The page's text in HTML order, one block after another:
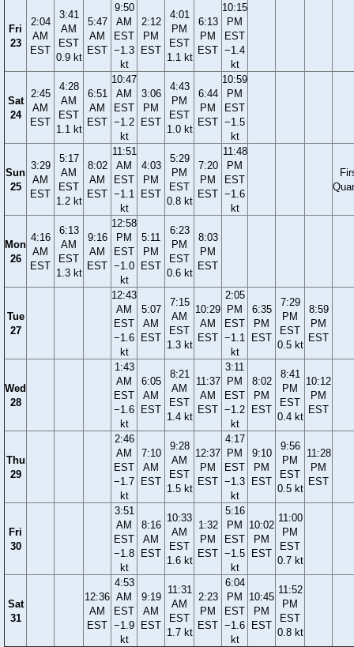
Fri
23
2:04
AM
EST
3:41
AM
EST
0.9 kt
5:47
AM
EST
9:50
AM
EST
−1.3
kt
2:12
PM
EST
4:01
PM
EST
1.1 kt
6:13
PM
EST
10:15
PM
EST
−1.4
kt
Sat
24
2:45
AM
EST
4:28
AM
EST
1.1 kt
6:51
AM
EST
10:47
AM
EST
−1.2
kt
3:06
PM
EST
4:43
PM
EST
1.0 kt
6:44
PM
EST
10:59
PM
EST
−1.5
kt
Sun
25
3:29
AM
EST
5:17
AM
EST
1.2 kt
8:02
AM
EST
11:51
AM
EST
−1.1
kt
4:03
PM
EST
5:29
PM
EST
0.8 kt
7:20
PM
EST
11:48
PM
EST
−1.6
kt
Mon
26
4:16
AM
EST
6:13
AM
EST
1.3 kt
9:16
AM
EST
12:58
PM
EST
−1.0
kt
5:11
PM
EST
6:23
PM
EST
0.6 kt
8:03
PM
EST
Tue
27
12:43
AM
EST
−1.6
kt
5:07
AM
EST
7:15
AM
EST
1.3 kt
10:29
AM
EST
2:05
PM
EST
−1.1
kt
6:35
PM
EST
7:29
PM
EST
0.5 kt
8:59
PM
EST
Wed
28
1:43
AM
EST
−1.6
kt
6:05
AM
EST
8:21
AM
EST
1.4 kt
11:37
AM
EST
3:11
PM
EST
−1.2
kt
8:02
PM
EST
8:41
PM
EST
0.4 kt
10:12
PM
EST
Thu
29
2:46
AM
EST
−1.7
kt
7:10
AM
EST
9:28
AM
EST
1.5 kt
12:37
PM
EST
4:17
PM
EST
−1.3
kt
9:10
PM
EST
9:56
PM
EST
0.5 kt
11:28
PM
EST
Fri
30
3:51
AM
EST
−1.8
kt
8:16
AM
EST
10:33
AM
EST
1.6 kt
1:32
PM
EST
5:16
PM
EST
−1.5
kt
10:02
PM
EST
11:00
PM
EST
0.7 kt
Sat
31
12:36
AM
EST
4:53
AM
EST
−1.9
kt
9:19
AM
EST
11:31
AM
EST
1.7 kt
2:23
PM
EST
6:04
PM
EST
−1.6
kt
10:45
PM
EST
11:52
PM
EST
0.8 kt